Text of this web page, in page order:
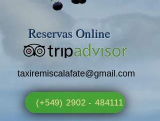
Reservas Online
taxiremiscalafate@gmail.com
(+549) 2902 - 484111